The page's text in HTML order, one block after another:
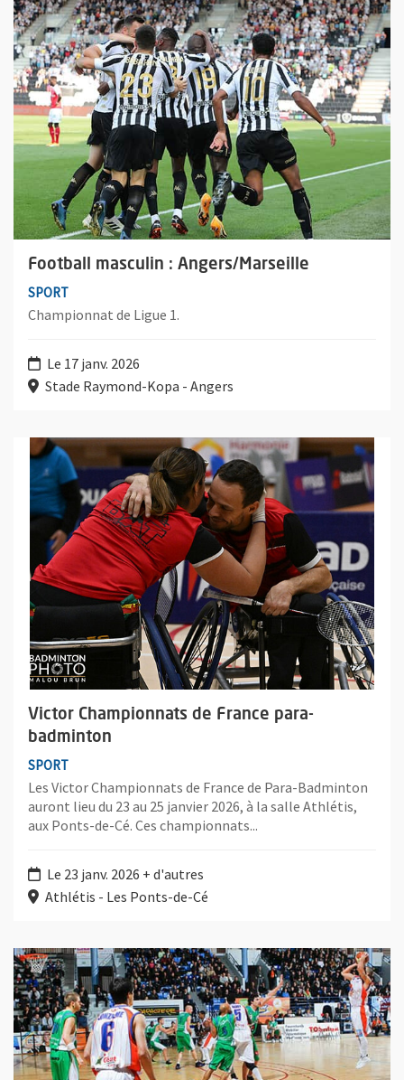
Football masculin : Angers/Marseille
SPORT
Championnat de Ligue 1.
Le 17 janv. 2026
Stade Raymond-Kopa - Angers
Victor Championnats de France para-
badminton
SPORT
Les Victor Championnats de France de Para-Badminton
auront lieu du 23 au 25 janvier 2026, à la salle Athlétis,
aux Ponts-de-Cé. Ces championnats...
Le 23 janv. 2026 + d'autres
Athlétis - Les Ponts-de-Cé
Plus d'information sur l'évènement : Victor Championnats de
Plus d'information sur l'évènement : Basket masculin : Angers/